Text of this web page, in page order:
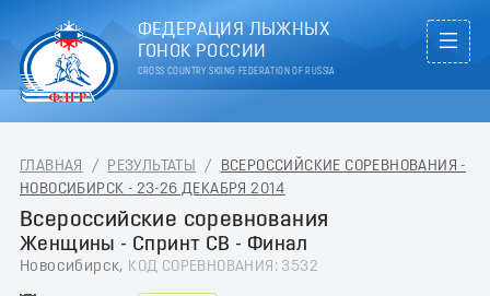
ФЕДЕРАЦИЯ ЛЫЖНЫХ
ГОНОК РОССИИ
CROSS COUNTRY SKIING FEDERATION OF RUSSIA
ГЛАВНАЯ / РЕЗУЛЬТАТЫ /
ВСЕРОССИЙСКИЕ СОРЕВНОВАНИЯ -
НОВОСИБИРСК - 23-26 ДЕКАБРЯ 2014
Всероссийские соревнования
Женщины - Спринт СВ - Финал
Новосибирск, КОД СОРЕВНОВАНИЯ: 3532